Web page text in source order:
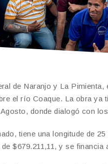
de Naranjo y La
el río Coaque. La obra
donde dialogó con
tiene una longitude de
$679.211,11, y se